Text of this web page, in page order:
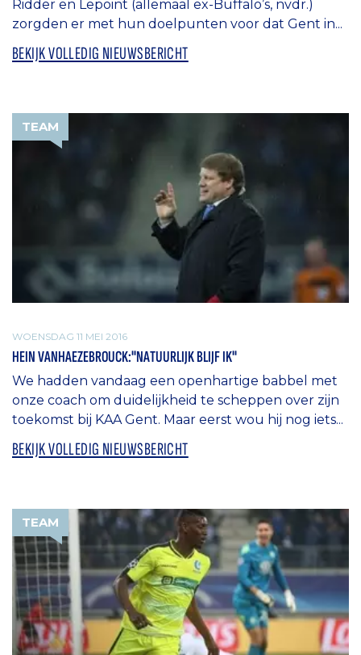
Ridder en Lepoint (allemaal ex-Buffalo’s, nvdr.)
zorgden er met hun doelpunten voor dat Gent in...
BEKIJK VOLLEDIG NIEUWSBERICHT
TEAM
WOENSDAG 11 MEI 2016
HEIN VANHAEZEBROUCK:"NATUURLIJK BLIJF IK"
We hadden vandaag een openhartige babbel met
onze coach om duidelijkheid te scheppen over zijn
toekomst bij KAA Gent. Maar eerst wou hij nog iets...
BEKIJK VOLLEDIG NIEUWSBERICHT
TEAM